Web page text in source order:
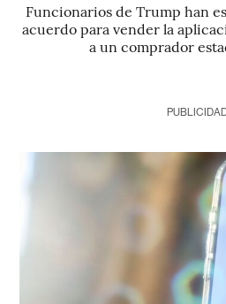
Funcionarios de Trump han
acuerdo para vender la
a un comprador